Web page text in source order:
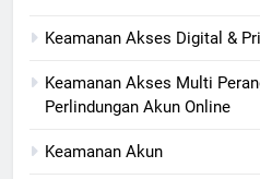
Keamanan Akses Digital &
Keamanan Akses Multi
Perlindungan Akun Online
Keamanan Akun